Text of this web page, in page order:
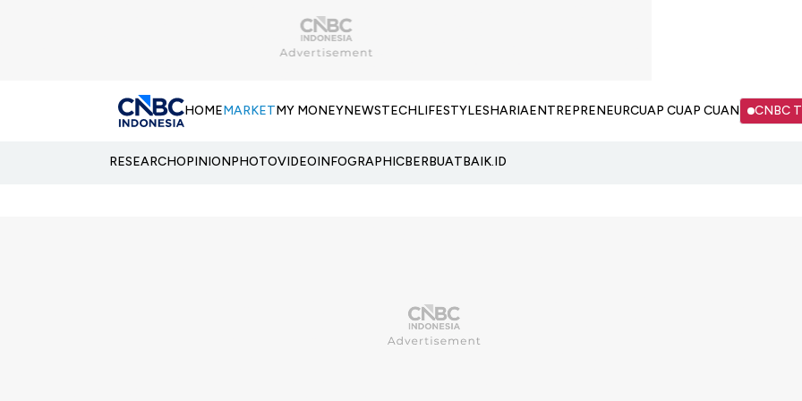
HOMEMARKETMY MONEYNEWSTECHLIFESTYLESHARIAENTREPRENEURCUAP CUAP CUAN CNBC
RESEARCHOPINIONPHOTOVIDEOINFOGRAPHICBERBUATBAIK.ID